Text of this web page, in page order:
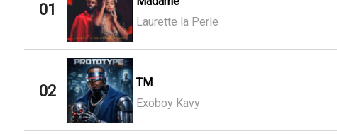
01
Laurette la Perle
02
TM
Exoboy Kavy